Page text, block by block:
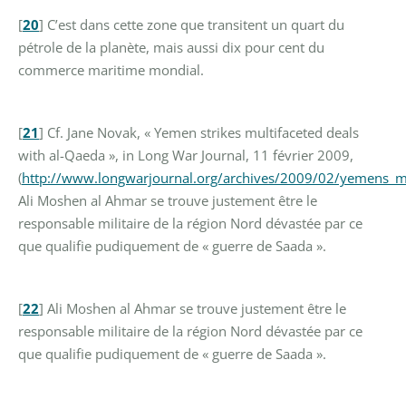
[20] C’est dans cette zone que transitent un quart du
pétrole de la planète, mais aussi dix pour cent du
commerce maritime mondial.
[21] Cf. Jane Novak, « Yemen strikes multifaceted deals
with al-Qaeda », in Long War Journal, 11 février 2009,
(http://www.longwarjournal.org/archives/2009/02/
Ali Moshen al Ahmar se trouve justement être le
responsable militaire de la région Nord dévastée par ce
que qualifie pudiquement de « guerre de Saada ».
[22] Ali Moshen al Ahmar se trouve justement être le
responsable militaire de la région Nord dévastée par ce
que qualifie pudiquement de « guerre de Saada ».